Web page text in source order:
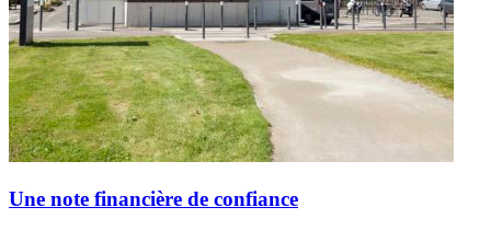
Une note financière de confiance